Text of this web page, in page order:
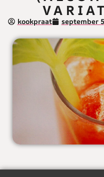
kookpraat september